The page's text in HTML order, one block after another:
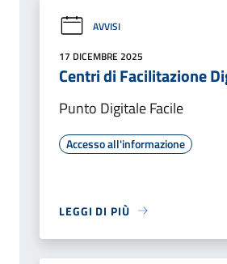
AVVISI
17 DICEMBRE 2025
Centri di Facilitazione
Punto Digitale Facile
Accesso all'informazione
LEGGI DI PIÙ